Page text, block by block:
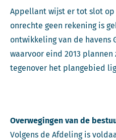
Appellant wijst er tot slot op
onrechte geen rekening is
ontwikkeling van de havens
waarvoor eind 2013
tegenover het plangebied
Overwegingen van de
Volgens de Afdeling is